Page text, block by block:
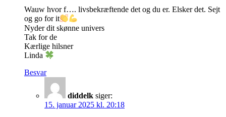
Wauw hvor f…. livsbekræftende det og du er. Elsker det. Sejt
og go for it
Nyder dit skønne univers
Tak for de
Kærlige hilsner
Linda
Besvar
diddelk siger:
15. januar 2025 kl. 20:18